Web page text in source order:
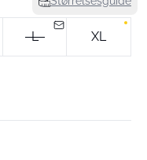
L XL